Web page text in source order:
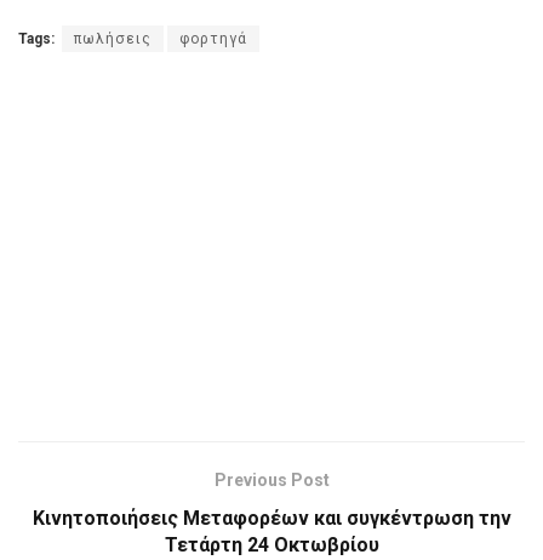
Tags: πωλήσεις φορτηγά
Previous Post
Κινητοποιήσεις Μεταφορέων και συγκέντρωση την
Τετάρτη 24 Οκτωβρίου